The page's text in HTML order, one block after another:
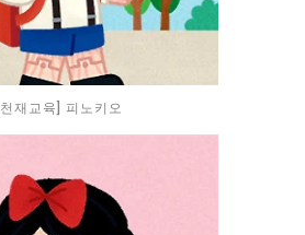
[천재교육] 피노키오